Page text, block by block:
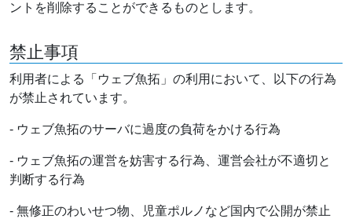
ントを削除することができるものとします。
禁止事項
利用者による「ウェブ魚拓」の利用において、以下の行為
が禁止されています。
- ウェブ魚拓のサーバに過度の負荷をかける行為
- ウェブ魚拓の運営を妨害する行為、運営会社が不適切と
判断する行為
- 無修正のわいせつ物、児童ポルノなど国内で公開が禁止